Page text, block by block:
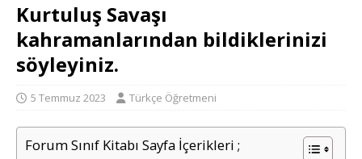
Kurtuluş Savaşı
kahramanlarından bildiklerinizi
söyleyiniz.
5 Temmuz 2023 Türkçe Öğretmeni
Forum Sınıf Kitabı Sayfa İçerikleri ;